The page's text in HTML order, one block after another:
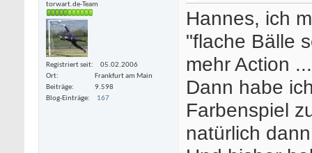
torwart.de-Team
Registriert seit
05.02.2006
Ort
Frankfurt am Main
Beiträge
9.598
Blog-Einträge
167
Hannes, ich
"flache Bälle
mehr Action
Dann habe
Farbenspiel
natürlich